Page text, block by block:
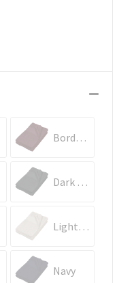
Bordeaux
Dark Grey
Light Angora
Navy